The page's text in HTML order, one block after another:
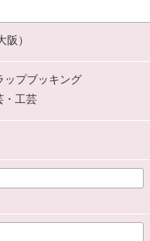
）
ップブッキング
・工芸